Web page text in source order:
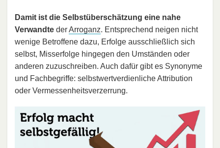
Damit ist die Selbstüberschätzung eine nahe
Verwandte derArroganz. Entsprechend neigen nicht
wenige Betroffene dazu, Erfolge ausschließlich sich
selbst, Misserfolge hingegen den Umständen oder
anderen zuzuschreiben. Auch dafür gibt es Synonyme
und Fachbegriffe: selbstwertverdienliche Attribution
oder Vermessenheitsverzerrung.